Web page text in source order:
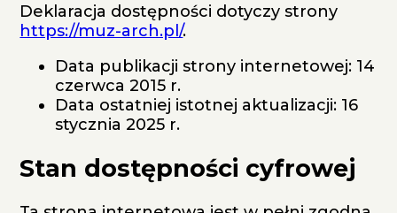
Deklaracja dostępności dotyczy strony
https://muz-arch.pl/.
Data publikacji strony internetowej: 14
czerwca 2015 r.
Data ostatniej istotnej aktualizacji: 16
stycznia 2025 r.
Stan dostępności cyfrowej